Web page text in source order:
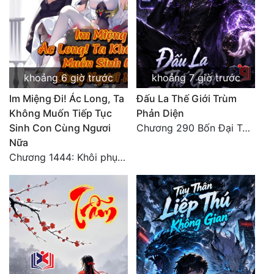
Quân Sự
Sảng Văn
Sắc
Thanh Xuân
Tiên Hiệp
Tiểu Thuyết
Trinh Thám
Triều Đấu
Trùng Sinh
Trọng Sinh
khoảng 6 giờ trước
Im Miệng Đi! Ác Long, Ta
Không Muốn Tiếp Tục
Sinh Con Cùng Ngươi
Nữa
Chương 1444: Khôi phục quỹ đạo
khoảng 7 giờ trước
Đấu La Thế Giới Trùm
Phản Diện
Chương 290 Bốn Đại Tông Môn Đơn Thuộc Tính Vô Cùng Thê Lương